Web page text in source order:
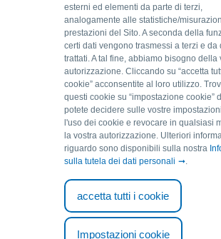
esterni ed elementi da parte di terzi,
analogamente alle statistiche/
prestazioni del Sito. A seconda della
certi dati vengono trasmessi a terzi e da
trattati. A tal fine, abbiamo bisogno della
autorizzazione. Cliccando su “accetta
cookie” acconsentite al loro utilizzo.
questi cookie su “impostazione cookie”
potete decidere sulle vostre
l'uso dei cookie e revocare in qualsiasi
la vostra autorizzazione. Ulteriori
riguardo sono disponibili sulla nostra
sulla tutela dei dati personali
.
accetta tutti i cookie
Impostazioni cookie
Source
Referenze &
Più di 2000 sistemi GEH in tutto